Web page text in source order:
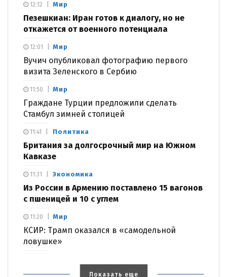
Мир
Пезешкиан: Иран готов к диалогу, но не
откажется от военного потенциала
12:12
Мир
Вучич опубликовал фотографию первого
визита Зеленского в Сербию
12:01
Мир
Граждане Турции предложили сделать
Стамбул зимней столицей
11:50
Политика
Британия за долгосрочный мир на Южном
Кавказе
11:41
Экономика
Из России в Армению поставлено 15 вагонов
с пшеницей и 10 с углем
11:31
Мир
КСИР: Трамп оказался в «самодельной
ловушке»
11:20
Показать еще